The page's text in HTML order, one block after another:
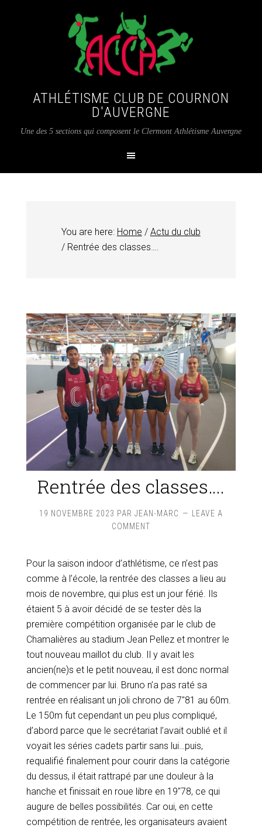
ATHLÉTISME CLUB DE COURNON
D'AUVERGNE
Une des 5 sections qui composent le Clermont Athlétisme Auvergne
You are here: Home / Actu du club
/Rentrée des classes….
Rentrée des classes….
19 NOVEMBRE 2023 PAR JEAN-MARC
LEAVE A
COMMENT
Pour la saison indoor d’athlétisme, ce n’est pas
comme à l’école, la rentrée des classes a lieu au
mois de novembre, qui plus est un jour férié. Ils
étaient 5 à avoir décidé de se tester dès la
première compétition organisée par le club de
Chamalières au stadium Jean Pellez et montrer le
tout nouveau maillot du club. Il y avait les
ancien(ne)s et le petit nouveau, il est donc normal
de commencer par lui. Bruno n’a pas raté sa
rentrée en réalisant un joli chrono de 7″81 au 60m.
Le 150m fut cependant un peu plus compliqué,
d’abord parce que le secrétariat l’avait oublié et il
voyait les séries cadets partir sans lui…puis,
requalifié finalement pour courir dans la catégorie
du dessus, il était rattrapé par une douleur à la
hanche et finissait en roue libre en 19″78, ce qui
augure de belles possibilités. Car oui, en cette
compétition de rentrée, les organisateurs avaient